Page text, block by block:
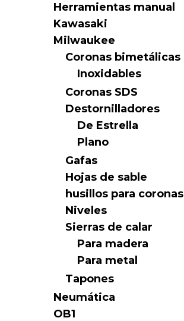
Herramientas manual
Kawasaki
Milwaukee
Coronas bimetálicas
Inoxidables
Coronas SDS
Destornilladores
De Estrella
Plano
Gafas
Hojas de sable
husillos para coronas
Niveles
Sierras de calar
Para madera
Para metal
Tapones
Neumática
OB1